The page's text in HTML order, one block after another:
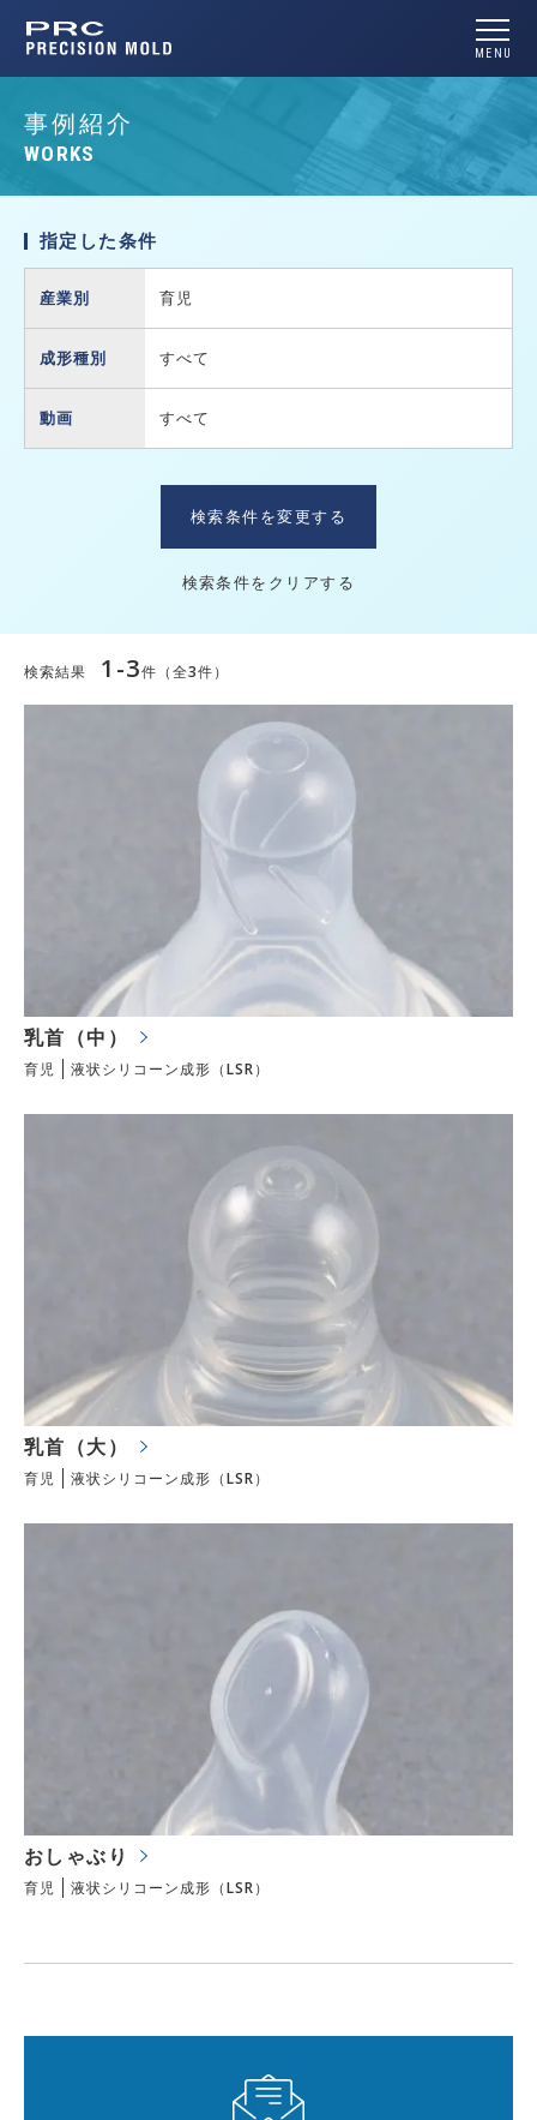
MENU
事例紹介
指定した条件
産業別 育児
成形種別 すべて
動画 すべて
検索条件を変更する
検索条件をクリアする
検索結果 1-3件（全3件）
乳首（中）
育児 液状シリコーン成形（LSR）
乳首（大）
育児 液状シリコーン成形（LSR）
おしゃぶり
育児 液状シリコーン成形（LSR）